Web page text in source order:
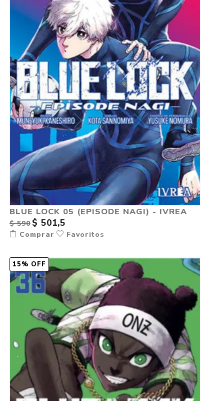
BLUE LOCK 05 (EPISODE NAGI) - IVREA
$ 590 $ 501,5
Comprar Favoritos
15% OFF